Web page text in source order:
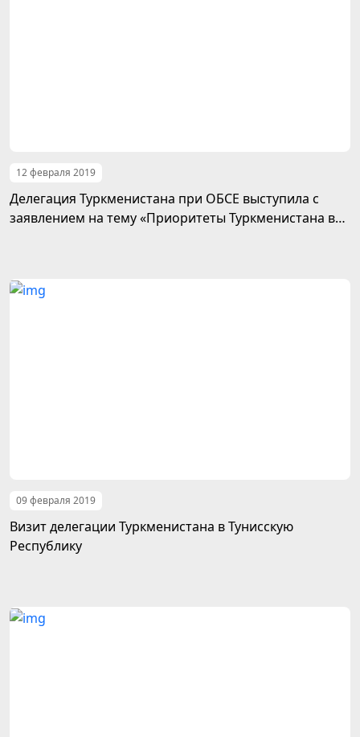
12 февраля 2019
Делегация Туркменистана при ОБСЕ выступила с
заявлением на тему «Приоритеты Туркменистана в
09 февраля 2019
Визит делегации Туркменистана в Тунисскую
Республику